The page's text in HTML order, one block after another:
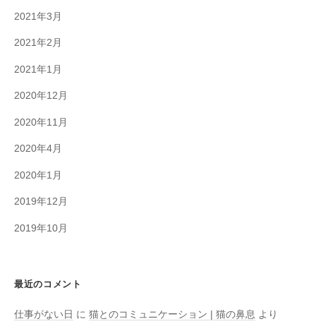
2021年3月
2021年2月
2021年1月
2020年12月
2020年11月
2020年4月
2020年1月
2019年12月
2019年10月
最近のコメント
仕事がない日 に 猫とのコミュニケーション | 猫の鼻息 より